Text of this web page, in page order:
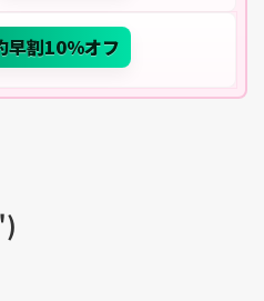
早割10%オフ